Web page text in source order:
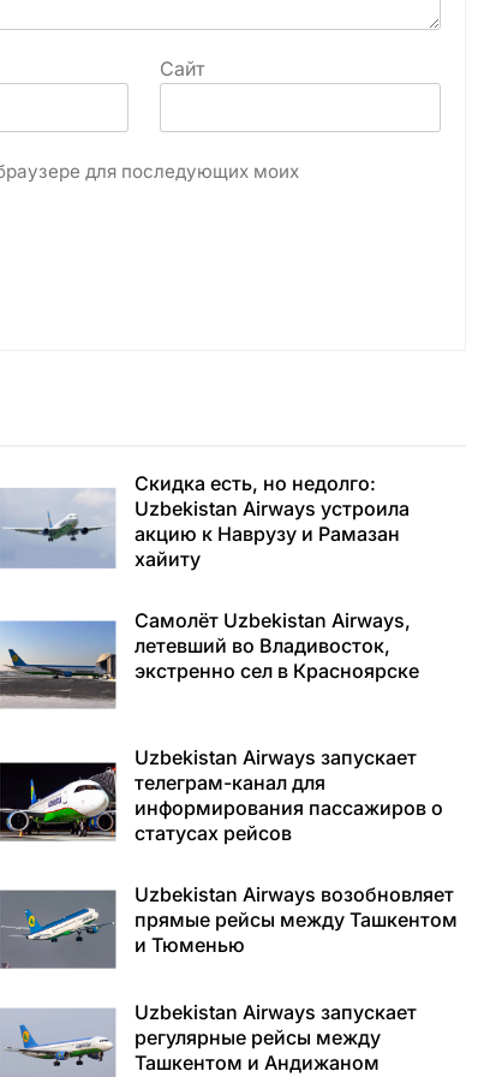
Сайт
для последующих моих
Скидка есть, но недолго:
Uzbekistan Airways устроила
акцию к Наврузу и Рамазан
хайиту
Самолёт Uzbekistan Airways,
летевший во Владивосток,
экстренно сел в Красноярске
Uzbekistan Airways запускает
телеграм-канал для
информирования пассажиров о
статусах рейсов
Uzbekistan Airways возобновляет
прямые рейсы между Ташкентом
и Тюменью
Uzbekistan Airways запускает
регулярные рейсы между
Ташкентом и Андижаном